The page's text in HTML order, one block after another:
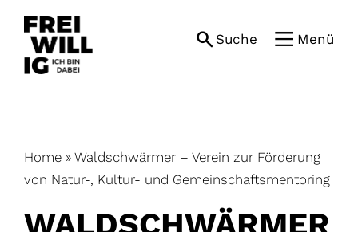
content
Suche Menü
Home » Waldschwärmer – Verein zur Förderung
von Natur-, Kultur- und Gemeinschaftsmentoring
WALDSCHWÄRMER